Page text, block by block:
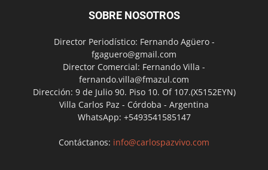
SOBRE NOSOTROS
Director Periodístico: Fernando Agüero -
fgaguero@gmail.com
Director Comercial: Fernando Villa -
fernando.villa@fmazul.com
Dirección: 9 de Julio 90. Piso 10. Of 107.(X5152EYN)
Villa Carlos Paz - Córdoba - Argentina
WhatsApp: +5493541585147
Contáctanos: info@carlospazvivo.com